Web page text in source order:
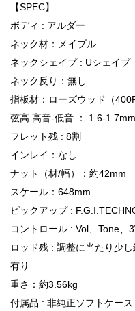
【SPEC】
ボディ : アルダー
ネック材：メイプル
ネックシェイプ : Uシェイプ
ネック反り：無し
指板材：ローズウッド（
弦高 高音-低音 ： 1.6-1.7mm
フレット残 : 8割
インレイ：なし
ナット（材/幅）：約42mm
スケール：648mm
ピックアップ :
コントロール : Vol、Tone、
ロッド残 : 調整に当たり少
有り
重さ：約3.56kg
付属品 : 非純正ソフトケース